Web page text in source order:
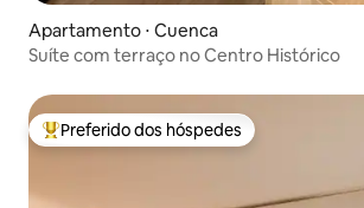
Apartamento ⋅ Cuenca
Suíte com terraço no Centro Histórico
Entre os melhores preferidos dos hóspedes
Preferido dos hóspedes